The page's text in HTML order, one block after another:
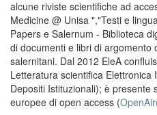
alcune riviste scientifiche ad
Medicine @ Unisa ","Testi e
Papers e Salernum - Biblioteca
di documenti e libri di
salernitani. Dal 2012 EleA
Letteratura scientifica Elettronica
Depositi Istituzionali); è presente
europee di open access (